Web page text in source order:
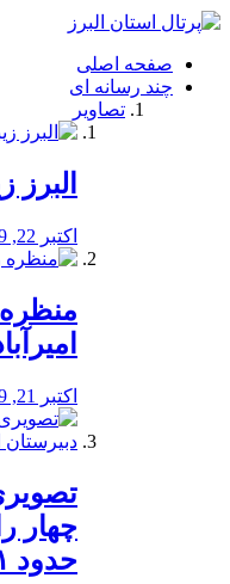
فصد
شرق
تهران
خشکشویی
صفحه اصلی
چند رسانه ای
تصاویر
البرز
اکتبر 22, 2019
منظره‌‌
اکتبر 21, 2019
چهار
حدود ۱۳۱۱ه ش